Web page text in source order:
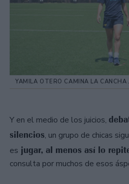
YAMILA OTERO CAMINA LA CANCHA
Y en el medio de los juicios,
silencios, un grupo de chicas
es jugar, al menos así lo
consulta por muchos de esos